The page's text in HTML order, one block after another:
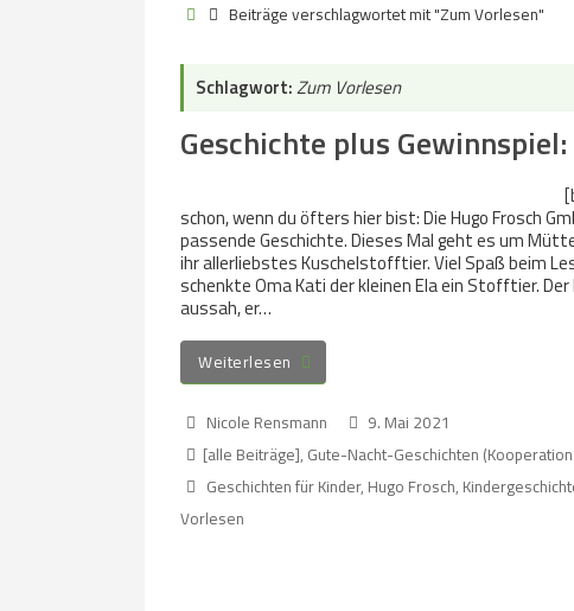
StartBeiträge verschlagwortet mit "Zum Vorlesen"
Schlagwort:Zum Vorlesen
Geschichte plus
schon, wenn du öfters hier bist: Die Hugo Frosch
passende Geschichte. Dieses Mal geht es um
ihr allerliebstes Kuschelstofftier. Viel Spaß beim
schenkte Oma Kati der kleinen Ela ein Stofftier.
aussah, er…
Weiterlesen
Nicole Rensmann
9. Mai 2021
[alle Beiträge], Gute-Nacht-Geschichten
Geschichten für Kinder, Hugo Frosch,
Vorlesen